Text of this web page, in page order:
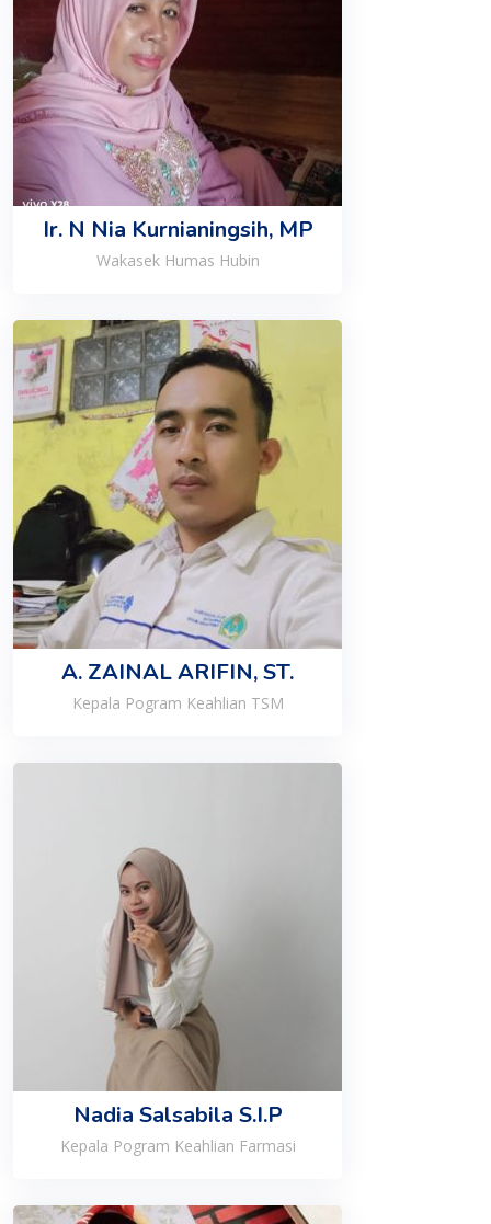
Ir. N Nia Kurnianingsih, MP
Wakasek Humas Hubin
A. ZAINAL ARIFIN, ST.
Kepala Pogram Keahlian TSM
Nadia Salsabila S.I.P
Kepala Pogram Keahlian Farmasi